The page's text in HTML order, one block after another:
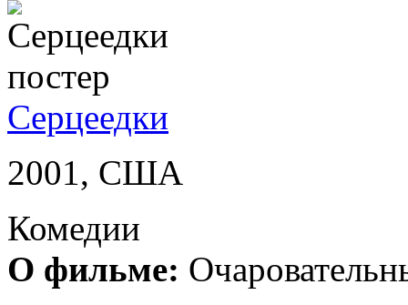
Серцеедки
2001, США
Комедии
О фильме: